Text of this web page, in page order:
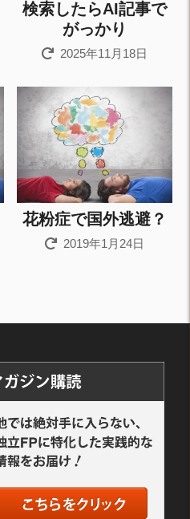
検索したらAI記事で
がっかり
2025年11月18日
花粉症で国外逃避？
2019年1月24日